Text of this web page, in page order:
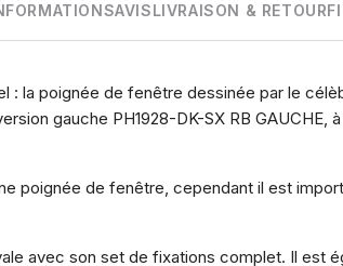
AVISLIVRAISON & RETOUR
: la poignée de fenêtre dessinée par le
gauche PH1928-DK-SX RB GAUCHE,
poignée de fenêtre, cependant il est
avec son set de fixations complet. Il est